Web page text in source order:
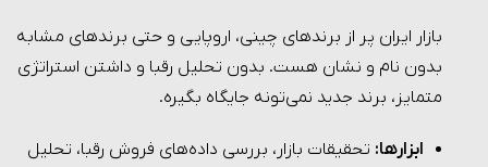
بازار ایران پر از برندهای چینی، اروپایی و حتی برندهای مشابه
بدون نام و نشان هست. بدون تحلیل رقبا و داشتن استراتژی
متمایز، برند جدید نمی‌تونه جایگاه بگیره.
ابزارها: تحقیقات بازار، بررسی داده‌های فروش رقبا، تحلیل